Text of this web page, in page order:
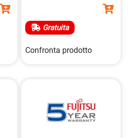
Gratuita
Confronta prodotto